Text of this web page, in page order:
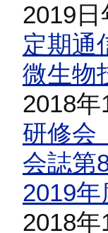
2019日
定期通
微生物
2018年
研修会
会誌第
2019
2018年